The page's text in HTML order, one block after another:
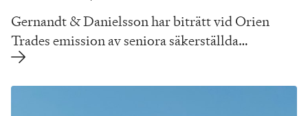
Gernandt & Danielsson har biträtt vid Orien
Trades emission av seniora säkerställda…